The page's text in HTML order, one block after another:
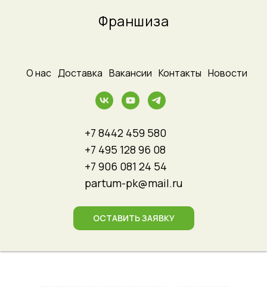
Франшиза
О нас Доставка Вакансии Контакты Новости
+7 8442 459 580
+7 495 128 96 08
+7 906 081 24 54
partum-pk@mail.ru
ОСТАВИТЬ ЗАЯВКУ